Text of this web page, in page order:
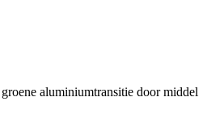
aluminiumtransitie door middel